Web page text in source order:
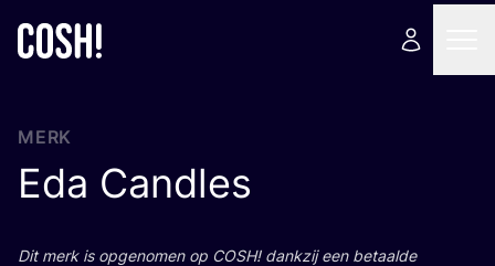
MERK
Eda Candles
Dit merk is opge­no­men op COSH! dank­zij een betaal­de